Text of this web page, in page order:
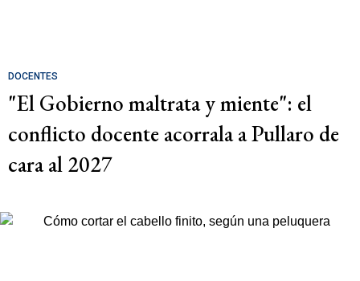
DOCENTES
"El Gobierno maltrata y miente": el
conflicto docente acorrala a Pullaro de
cara al 2027